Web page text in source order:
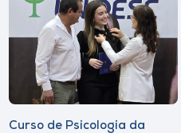
Curso de Psicologia da